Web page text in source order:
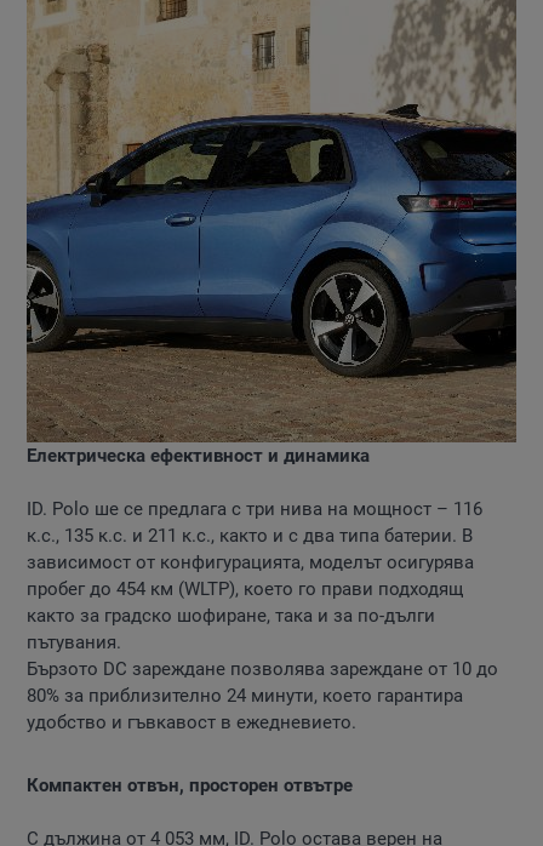
Електрическа ефективност и динамика
ID. Polo ше се предлага с три нива на мощност – 116
к.с., 135 к.с. и 211 к.с., както и с два типа батерии. В
зависимост от конфигурацията, моделът осигурява
пробег до 454 км (WLTP), което го прави подходящ
както за градско шофиране, така и за по-дълги
пътувания.
Бързото DC зареждане позволява зареждане от 10 до
80% за приблизително 24 минути, което гарантира
удобство и гъвкавост в ежедневието.
Компактен отвън, просторен отвътре
С дължина от 4 053 мм, ID. Polo остава верен на